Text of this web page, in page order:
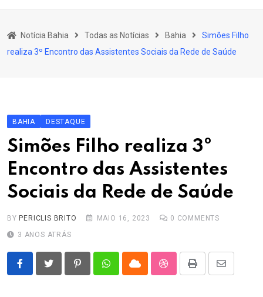
Educação
Esporte
Outros Assuntos
Notícia Bahia Todas as Notícias Bahia
Simões Filho
realiza 3º Encontro das Assistentes Sociais da Rede de Saúde
BAHIA DESTAQUE
Simões Filho realiza 3º
Encontro das Assistentes
Sociais da Rede de Saúde
BY PERICLIS BRITO MAIO 16, 2023 0 COMMENTS
3 ANOS ATRÁS
PinterestWhatsappCloud StumbleUpon
Print
Share